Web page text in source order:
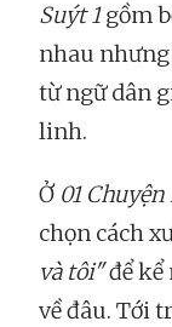
Suýt 1gồm
nhau
từ ngữ dân
linh.
Ở 01
chọn cách
và tôi"để kể
về đâu. Tới